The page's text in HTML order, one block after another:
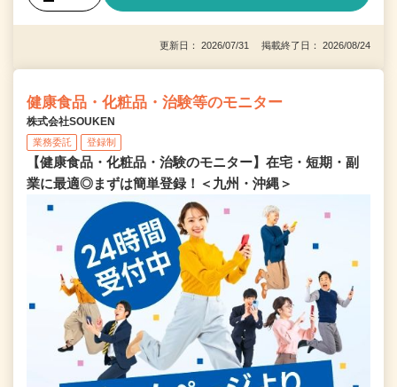
更新日： 2026/07/31 掲載終了日： 2026/08/24
健康食品・化粧品・治験等のモニター
株式会社SOUKEN
業務委託 登録制
【健康食品・化粧品・治験のモニター】在宅・短期・副
業に最適◎まずは簡単登録！＜九州・沖縄＞